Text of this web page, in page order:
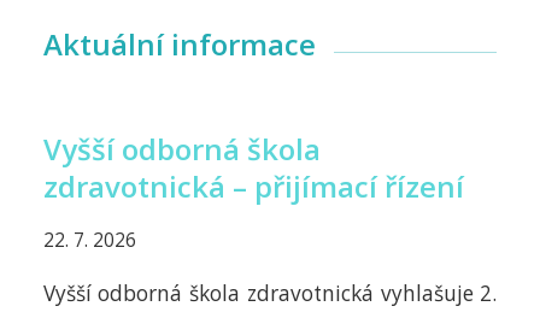
Aktuální informace
Vyšší odborná škola
zdravotnická – přijímací řízení
22. 7. 2026
Vyšší odborná škola zdravotnická vyhlašuje 2.